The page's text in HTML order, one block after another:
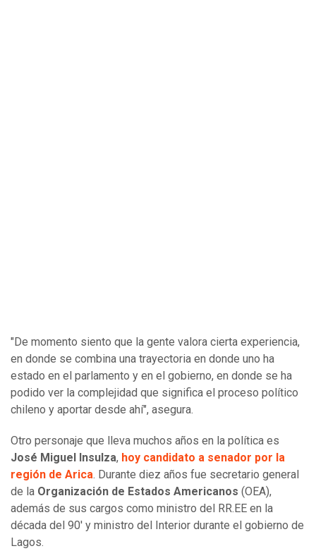
"De momento siento que la gente valora cierta experiencia,
en donde se combina una trayectoria en donde uno ha
estado en el parlamento y en el gobierno, en donde se ha
podido ver la complejidad que significa el proceso político
chileno y aportar desde ahí", asegura.
Otro personaje que lleva muchos años en la política es
José Miguel Insulza, hoy candidato a senador por la
región de Arica. Durante diez años fue secretario general
de la Organización de Estados Americanos (OEA),
además de sus cargos como ministro del RR.EE en la
década del 90' y ministro del Interior durante el gobierno de
Lagos.